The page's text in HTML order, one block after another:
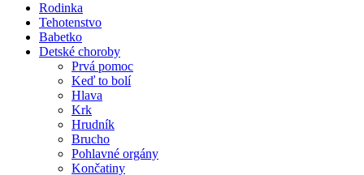
Rodinka
Tehotenstvo
Babetko
Detské choroby
Prvá pomoc
Keď to bolí
Hlava
Krk
Hrudník
Brucho
Pohlavné orgány
Končatiny